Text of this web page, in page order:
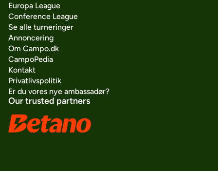
Europa League
Conference League
Se alle turneringer
Annoncering
Om Campo.dk
CampoPedia
Kontakt
Privatlivspolitik
Er du vores nye ambassadør?
Our trusted partners